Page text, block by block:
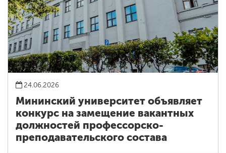
24.06.2026
Мининский университет объявляет
конкурс на замещение вакантных
должностей профессорско-
преподавательского состава